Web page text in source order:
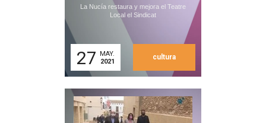
La Nucía restaura y mejora el Teatre
Local el Sindicat
27
MAY.
2021
cultura